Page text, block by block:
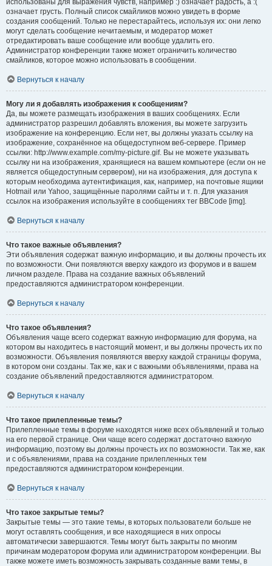
использованы для выражения чувств, например :) означает радость, а :(
означает грусть. Полный список смайликов можно увидеть в форме
создания сообщений. Только не перестарайтесь, используя их: они легко
могут сделать сообщение нечитаемым, и модератор может
отредактировать ваше сообщение или вообще удалить его.
Администратор конференции также может ограничить количество
смайликов, которое можно использовать в сообщении.
Вернуться к началу
Могу ли я добавлять изображения к сообщениям?
Да, вы можете размещать изображения в ваших сообщениях. Если
администратор разрешил добавлять вложения, вы можете загрузить
изображение на конференцию. Если нет, вы должны указать ссылку на
изображение, сохранённое на общедоступном веб-сервере. Пример
ссылки: http://www.example.com/my-picture.gif. Вы не можете указывать
ссылку ни на изображения, хранящиеся на вашем компьютере (если он не
является общедоступным сервером), ни на изображения, для доступа к
которым необходима аутентификация, как, например, на почтовые ящики
Hotmail или Yahoo, защищённые паролями сайты и т. п. Для указания
ссылок на изображения используйте в сообщениях тег BBCode [img].
Вернуться к началу
Что такое важные объявления?
Эти объявления содержат важную информацию, и вы должны прочесть их
по возможности. Они появляются вверху каждого из форумов и в вашем
личном разделе. Права на создание важных объявлений
предоставляются администратором конференции.
Вернуться к началу
Что такое объявления?
Объявления чаще всего содержат важную информацию для форума, на
котором вы находитесь в настоящий момент, и вы должны прочесть их по
возможности. Объявления появляются вверху каждой страницы форума,
в котором они созданы. Так же, как и с важными объявлениями, права на
создание объявлений предоставляются администратором.
Вернуться к началу
Что такое прилепленные темы?
Прилепленные темы в форуме находятся ниже всех объявлений и только
на его первой странице. Они чаще всего содержат достаточно важную
информацию, поэтому вы должны прочесть их по возможности. Так же, как
и с объявлениями, права на создание прилепленных тем
предоставляются администратором конференции.
Вернуться к началу
Что такое закрытые темы?
Закрытые темы — это такие темы, в которых пользователи больше не
могут оставлять сообщения, и все находящиеся в них опросы
автоматически завершаются. Темы могут быть закрыты по многим
причинам модератором форума или администратором конференции. Вы
также можете иметь возможность закрывать созданные вами темы, в